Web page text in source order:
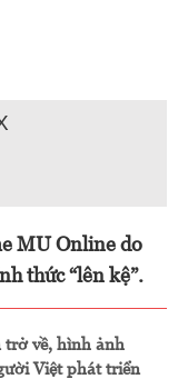
MU Online do
thức “lên kệ”.
trở về, hình ảnh
Việt phát triển